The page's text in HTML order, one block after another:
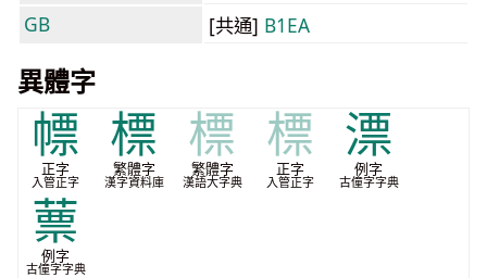
GB
[共通] B1EA
異體字
幖
正字
入管正字
標
繁體字
漢字資料庫
標
繁體字
漢語大字典
標
正字
入管正字
漂
例字
古僮字字典
蔈
例字
古僮字字典